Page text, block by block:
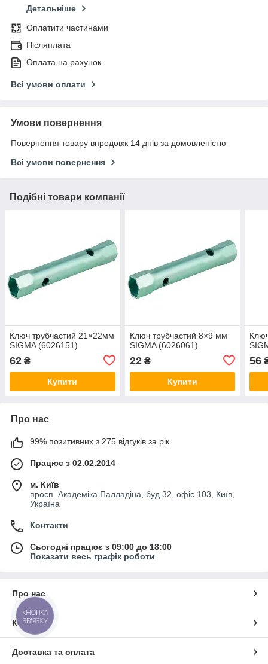
Детальніше
Оплатити частинами
Післяплата
Оплата на рахунок
Всі умови оплати
Умови повернення
Повернення товару впродовж 14 днів за домовленістю
Всі умови повернення
Подібні товари компанії
Ключ трубчастий 21×22мм
SIGMA (6026151)
62 ₴
Купити
Ключ трубчастий 8×9 мм
SIGMA (6026061)
22₴
Купити
56
Про нас
99% позитивних з 275 відгуків за рік
Працює з 02.02.2014
м. Київ
просп. Академіка Палладіна, буд 32, офіс 103, Київ,
Україна
Контакти
Сьогодні працює з 09:00 до 18:00
Показати весь графік роботи
Про нас
Контакти
Доставка та оплата
КНОПКА
ЗВ'ЯЗКУ